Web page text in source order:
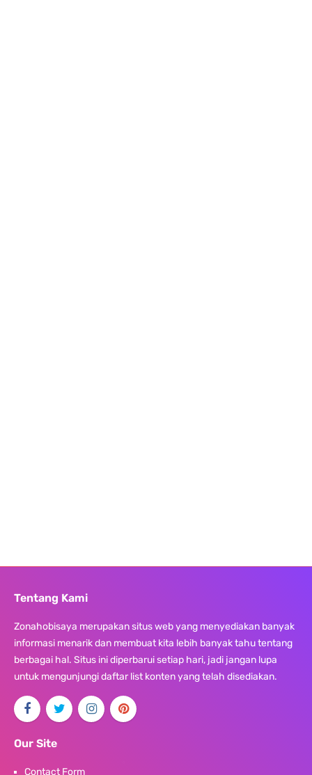
Tentang Kami
Zonahobisaya merupakan situs web yang menyediakan banyak
informasi menarik dan membuat kita lebih banyak tahu tentang
berbagai hal. Situs ini diperbarui setiap hari, jadi jangan lupa
untuk mengunjungi daftar list konten yang telah disediakan.
Our Site
Contact Form